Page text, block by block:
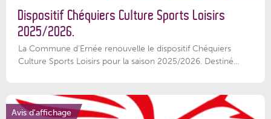
Dispositif Chéquiers Culture Sports Loisirs
2025/2026.
La Commune d'Ernée renouvelle le dispositif Chéquiers
Culture Sports Loisirs pour la saison 2025/2026. Destiné...
Avis d'affichage